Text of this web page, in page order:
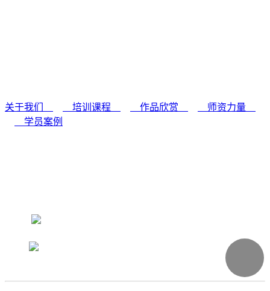
关于我们 培训课程 作品欣赏
师资力量
学员案例
课程咨询：028-84504157 业务合作：18227679734